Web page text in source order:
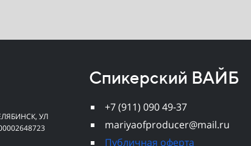
УЛ
Спикерский ВАЙБ
+7 (911) 090 49-37
mariyaofproducer@mail.ru
Публичная оферта